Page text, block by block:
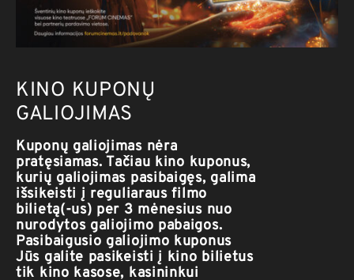
KINO KUPONŲ
GALIOJIMAS
Kuponų galiojimas nėra
pratęsiamas. Tačiau kino kuponus,
kurių galiojimas pasibaigęs, galima
išsikeisti į reguliaraus filmo
bilietą(-us) per 3 mėnesius nuo
nurodytos galiojimo pabaigos.
Pasibaigusio galiojimo kuponus
Jūs galite pasikeisti į kino bilietus
tik kino kasose, kasininkui